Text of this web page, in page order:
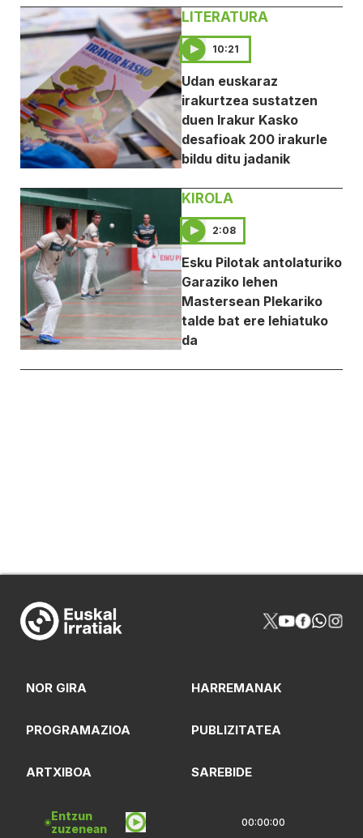
Entzun
zuzenean
00:00:00
LITERATURA
10:21
Udan euskaraz
irakurtzea sustatzen
duen Irakur Kasko
desafioak 200 irakurle
bildu ditu jadanik
KIROLA
2:08
Esku Pilotak antolaturiko
Garaziko lehen
Mastersean Plekariko
talde bat ere lehiatuko
da
NOR GIRA HARREMANAK
PROGRAMAZIOA PUBLIZITATEA
ARTXIBOA SAREBIDE
LOGOTEKA